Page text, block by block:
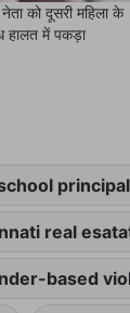
को दूसरी महिला के
हालत में पकड़ा
real
based